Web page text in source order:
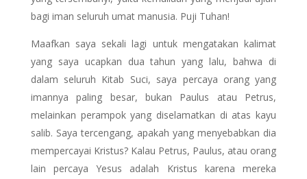
bagi iman seluruh umat manusia. Puji Tuhan!
Maafkan saya sekali lagi untuk mengatakan kalimat
yang saya ucapkan dua tahun yang lalu, bahwa di
dalam seluruh Kitab Suci, saya percaya orang yang
imannya paling besar, bukan Paulus atau Petrus,
melainkan perampok yang diselamatkan di atas kayu
salib. Saya tercengang, apakah yang menyebabkan dia
mempercayai Kristus? Kalau Petrus, Paulus, atau orang
lain percaya Yesus adalah Kristus karena mereka